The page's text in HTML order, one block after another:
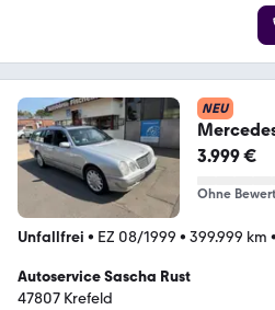
NEU
ELEGANCE
3.999 €
Ohne
Unfallfrei • EZ 08/1999 • 399.999 km •
Autoservice Sascha Rust
47807 Krefeld